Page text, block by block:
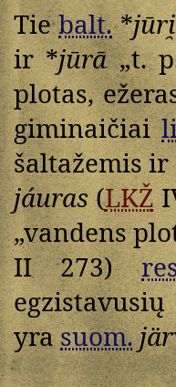
Tiebalt.*
ir *jūrā„t.
plotas,
giminaičiai
šaltažemis ir
jáuras(LKŽ
„vandens
II 273)
yrasuom.